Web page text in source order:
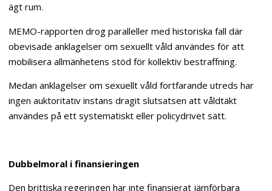
ägt rum.
MEMO-rapporten drog paralleller med historiska fall där
obevisade anklagelser om sexuellt våld användes för att
mobilisera allmänhetens stöd för kollektiv bestraffning.
Medan anklagelser om sexuellt våld fortfarande utreds har
ingen auktoritativ instans dragit slutsatsen att våldtäkt
användes på ett systematiskt eller policydrivet sätt.
Dubbelmoral i finansieringen
Den brittiska regeringen har inte finansierat jämförbara